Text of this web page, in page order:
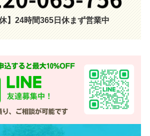
休】24時間365日休まず営業中